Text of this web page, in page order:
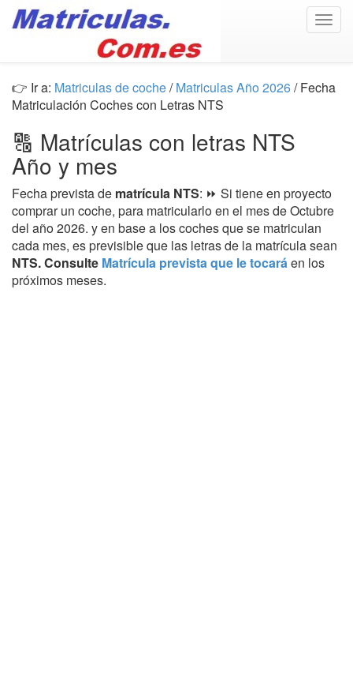
👉 Ir a: Matriculas de coche/Matriculas Año 2026/ Fecha
Matriculación Coches con Letras NTS
🔠 Matrículas con letras NTS
Año y mes
Fecha prevista de matrícula NTS: ⏩ Si tiene en proyecto
comprar un coche, para matricularlo en el mes de Octubre
del año 2026. y en base a los coches que se matriculan
cada mes, es previsible que las letras de la matrícula sean
NTS. Consulte Matrícula prevista que le tocaráen los
próximos meses.